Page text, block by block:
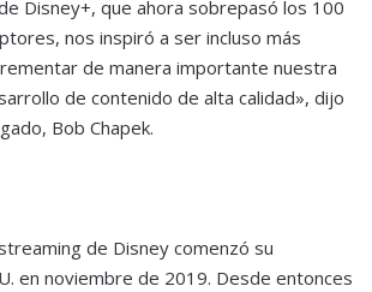
Disney+, que ahora sobrepasó los 100
nos inspiró a ser incluso más
de manera importante nuestra
de contenido de alta calidad», dijo
Bob Chapek.
de Disney comenzó su
en noviembre de 2019. Desde entonces